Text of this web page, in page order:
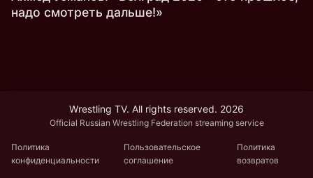
надо смотреть дальше!»
Wrestling TV. All rights reserved. 2026
Official Russian Wrestling Federation streaming service
Политика
конфиденциальности
Пользовательское
соглашение
Политика
возвратов